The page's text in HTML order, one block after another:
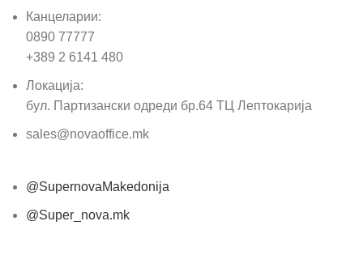
Канцеларии:
0890 77777
+389 2 6141 480
Локација:
бул. Партизански одреди бр.64 ТЦ Лептокарија
sales@novaoffice.mk
@SupernovaMakedonija
@Super_nova.mk